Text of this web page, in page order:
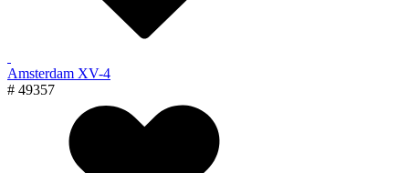
Amsterdam XV-4
# 49357